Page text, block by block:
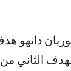
دانهو
الثاني